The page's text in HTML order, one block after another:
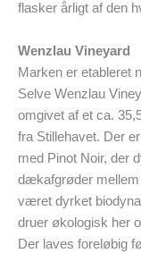
flasker årligt af den
Wenzlau Vineyard
Marken er etableret
Selve Wenzlau
omgivet af et ca.
fra Stillehavet. Der
med Pinot Noir, der
dækafgrøder
været dyrket
druer økologisk her
Der laves foreløbig